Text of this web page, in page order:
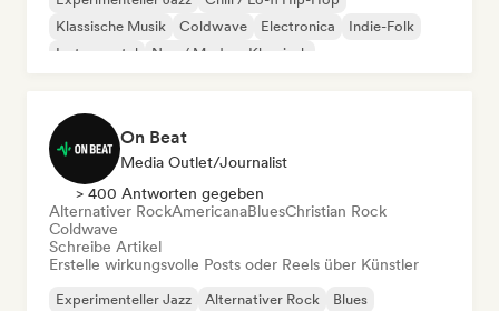
Klassische Musik
Coldwave Electronica
Indie-Folk
Instrumental
Neo / Modern Klassisch
On Beat
Media Outlet/Journalist
> 400 Antworten gegeben
Alternativer RockAmericanaBluesChristian Rock
Coldwave
Schreibe Artikel
Erstelle wirkungsvolle Posts oder Reels über Künstler
Experimenteller Jazz Alternativer Rock
Blues